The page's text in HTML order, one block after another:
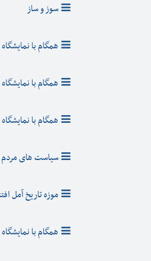
سوز و ساز
همگام با نمايشگاه
همگام با نمايشگاه
همگام با نمايشگاه
سیاست های مردم
موزه تاریخ آمل
همگام با نمايشگاه